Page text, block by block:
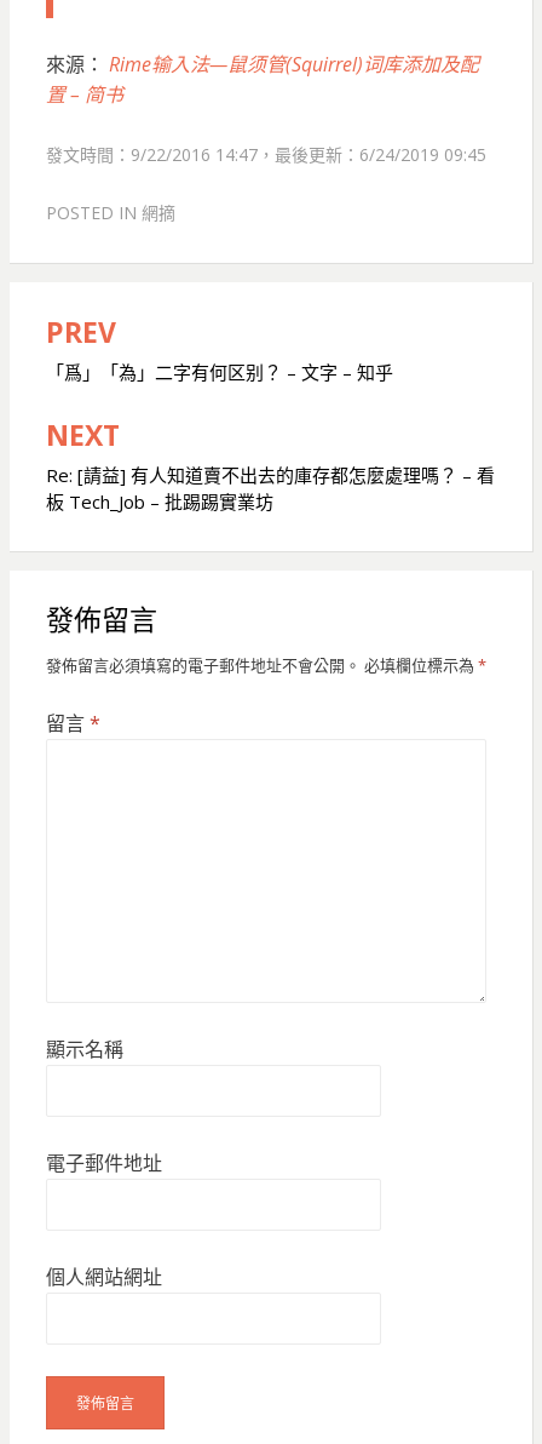
來源： Rime输入法—鼠须管(Squirrel)词库添加及配
置 – 简书
發文時間：9/22/2016 14:47，最後更新：6/24/2019 09:45
POSTED IN 網摘
文
章
導
覽
PREV
「爲」「為」二字有何区别？ – 文字 – 知乎
NEXT
Re: [請益] 有人知道賣不出去的庫存都怎麼處理嗎？ – 看
板 Tech_Job – 批踢踢實業坊
發佈留言
發佈留言必須填寫的電子郵件地址不會公開。 必填欄位標示為 *
留言*
顯示名稱
電子郵件地址
個人網站網址